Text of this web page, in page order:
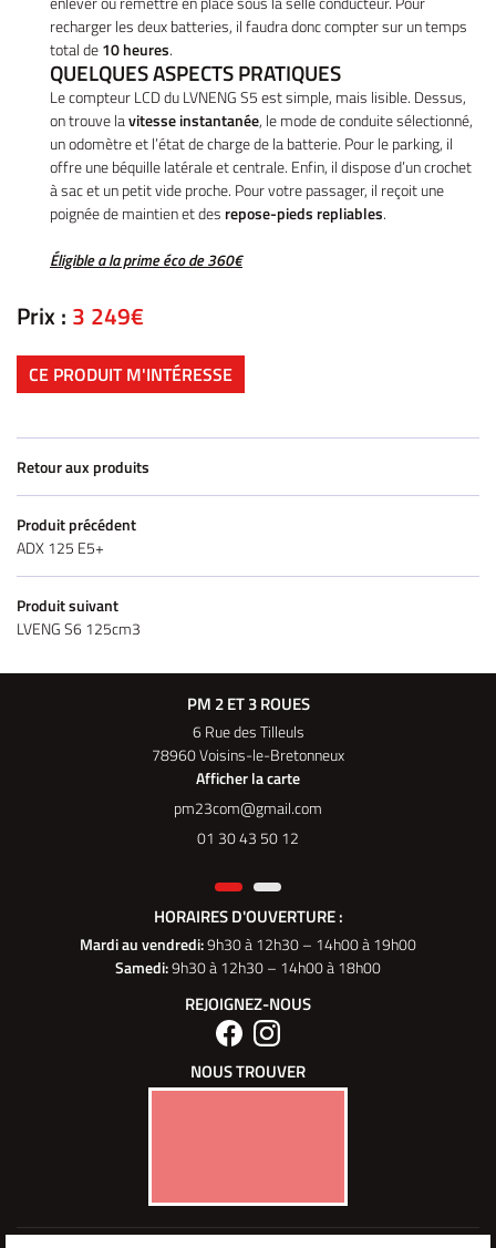
recharger les deux batteries, il faudra donc compter sur un temps
total de10 heures.
QUELQUES ASPECTS PRATIQUES
Le compteur LCD du LVNENG S5 est simple, mais lisible. Dessus,
on trouve lavitesse instantanée, le mode de conduite sélectionné,
un odomètre et l’état de charge de la batterie. Pour le parking, il
offre une béquille latérale et centrale. Enfin, il dispose d’un crochet
à sac et un petit vide proche. Pour votre passager, il reçoit une
poignée de maintien et des repose-pieds repliables.
Éligible a la prime éco de 360€
Prix : 3 249€
CE PRODUIT M'INTÉRESSE
Retour aux produits
Produit précédent
ADX 125 E5+
Produit suivant
LVENG S6 125cm3
PM 2 ET 3 ROUES
6 Rue des Tilleuls
78960 Voisins-le-Bretonneux
Afficher la carte
01 30 43 50 12
HORAIRES D'OUVERTURE :
Mardi au vendredi:9h30 à 12h30 – 14h00 à 19h00
Samedi:9h30 à 12h30 – 14h00 à 18h00
REJOIGNEZ-NOUS
NOUS TROUVER